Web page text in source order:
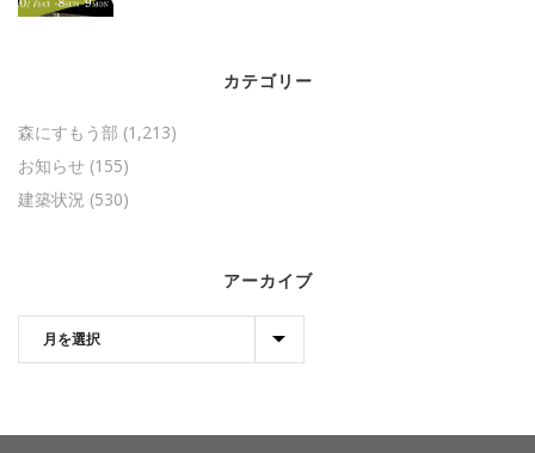
カテゴリー
森にすもう部 (1,213)
お知らせ (155)
建築状況 (530)
アーカイブ